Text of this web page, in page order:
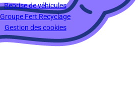
Reprise de véhicules
Groupe Fert Recyclage
Gestion des cookies